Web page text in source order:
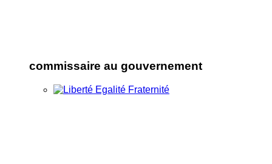
commissaire au gouvernement